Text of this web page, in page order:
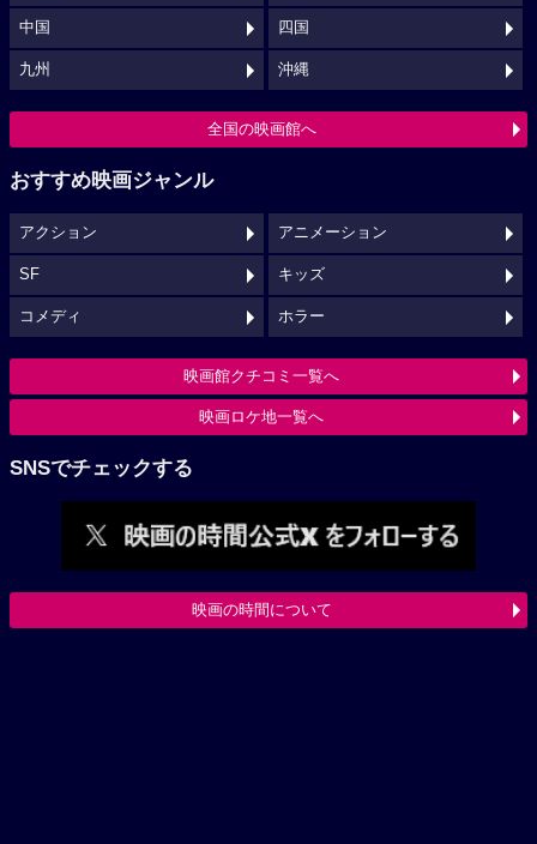
中国 四国
九州 沖縄
全国の映画館へ
おすすめ映画ジャンル
アクション アニメーション
SF キッズ
コメディ ホラー
映画館クチコミ一覧へ
映画ロケ地一覧へ
SNSでチェックする
映画の時間について